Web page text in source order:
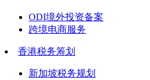
ODI境外投资备案
跨境电商服务
香港税务筹划
新加坡税务规划